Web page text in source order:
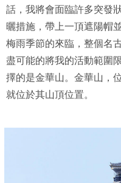
話，我將會面臨許多突發
曬措施，帶上一頂遮陽帽
梅雨季節的來臨，整個名
盡可能的將我的活動範圍
擇的是金華山。金華山，
就位於其山頂位置。